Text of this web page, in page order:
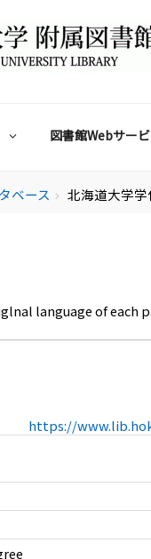
図書館Webサー
ベース chevron_right 北海道大学
language of each
https://